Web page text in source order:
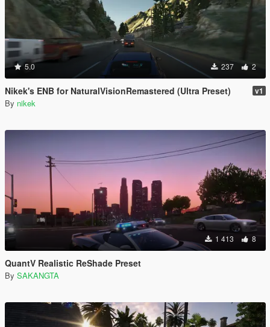
5.0 237 2
Nikek's ENB for NaturalVisionRemastered (Ultra Preset) v1
By nikek
1 413 8
QuantV Realistic ReShade Preset
By SAKANGTA